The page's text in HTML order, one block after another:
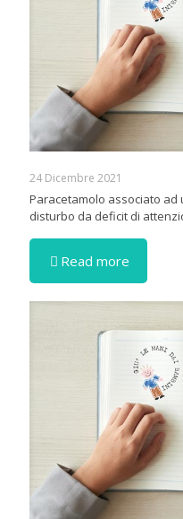
24 Dicembre 2021
Paracetamolo associato
disturbo da deficit di
Read more